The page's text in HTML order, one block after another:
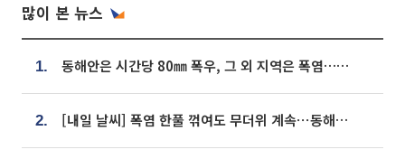
많이 본 뉴스
1. 동해안은 시간당 80㎜ 폭우, 그 외 지역은 폭염…‘극과 극 날씨’
2. [내일 날씨] 폭염 한풀 꺾여도 무더위 계속⋯동해안 이틀 연속 비